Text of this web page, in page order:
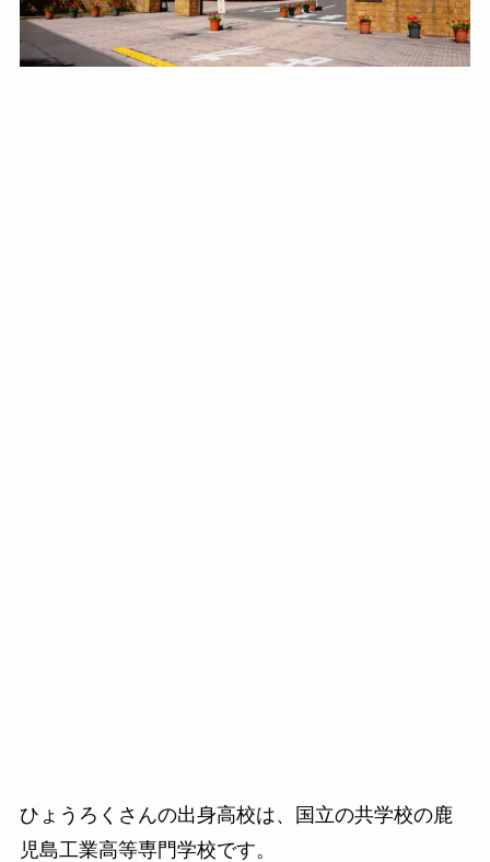
ひょうろくさんの出身高校は、国立の共学校の鹿
児島工業高等専門学校です。